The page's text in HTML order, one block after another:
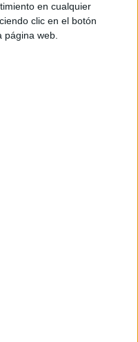
en cualquier
clic en el botón
página web.
y Silvia Clemente
Nelson